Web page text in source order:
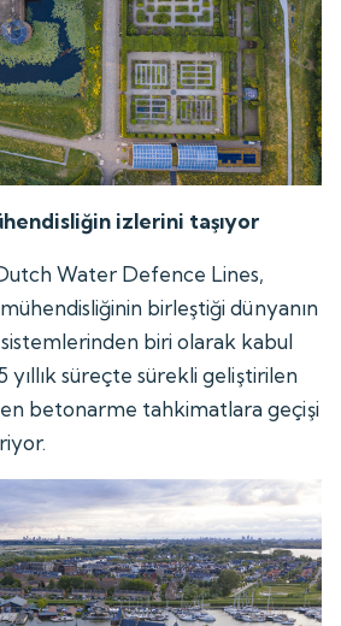
izlerini taşıyor
Water Defence Lines,
birleştiği dünyanın
biri olarak kabul
yıllık süreçte sürekli geliştirilen
betonarme tahkimatlara geçişi